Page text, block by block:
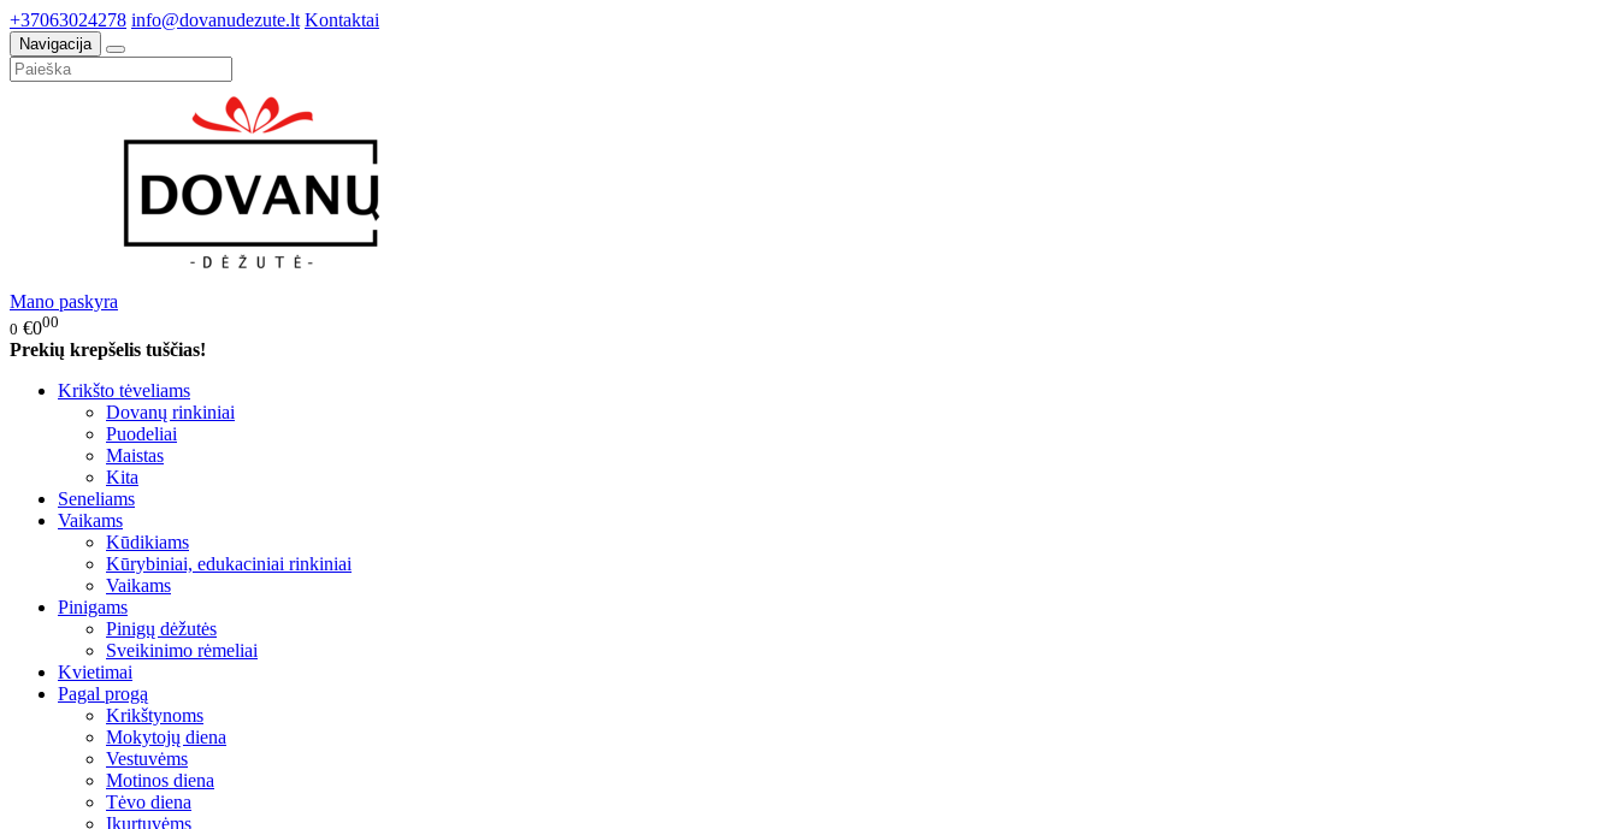
+37063024278 info@dovanudezute.lt Kontaktai
Navigacija
Mano paskyra
0 €000
Prekių krepšelis tuščias!
Krikšto tėveliams
Dovanų rinkiniai
Puodeliai
Maistas
Kita
Seneliams
Vaikams
Kūdikiams
Kūrybiniai, edukaciniai rinkiniai
Vaikams
Pinigams
Pinigų dėžutės
Sveikinimo rėmeliai
Kvietimai
Pagal progą
Krikštynoms
Mokytojų diena
Vestuvėms
Motinos diena
Tėvo diena
Įkurtuvėms